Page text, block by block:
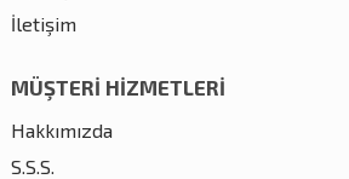
İletişim
MÜŞTERİ HİZMETLERİ
Hakkımızda
S.S.S.